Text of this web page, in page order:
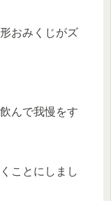
おみくじがズ
んで我慢をす
ことにしまし